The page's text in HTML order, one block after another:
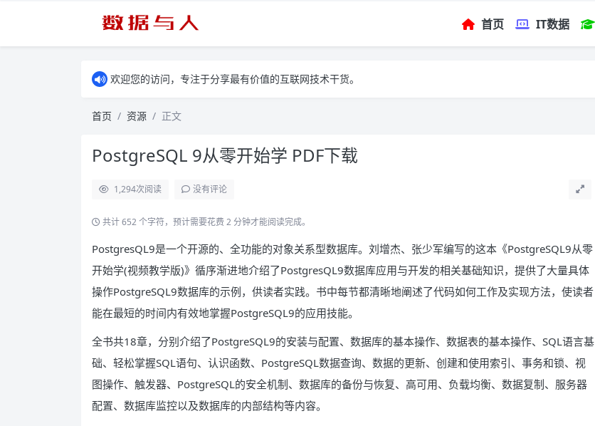
首页 IT数据
欢迎您的访问，专注于分享最有价值的互联网技术干货。
首页 资源 正文
PostgreSQL 9从零开始学 PDF下载
1,294次阅读 没有评论
共计 652 个字符，预计需要花费 2 分钟才能阅读完成。
PostgresQL9是一个开源的、全功能的对象关系型数据库。刘增杰、张少军编写的这本《PostgreSQL9从零
开始学(视频教学版)》循序渐进地介绍了PostgresQL9数据库应用与开发的相关基础知识，提供了大量具体
操作PostgreSQL9数据库的示例，供读者实践。书中每节都清晰地阐述了代码如何工作及实现方法，使读者
能在最短的时间内有效地掌握PostgreSQL9的应用技能。
全书共18章，分别介绍了PostgreSQL9的安装与配置、数据库的基本操作、数据表的基本操作、SQL语言基
础、轻松掌握SQL语句、认识函数、PostgreSQL数据查询、数据的更新、创建和使用索引、事务和锁、视
图操作、触发器、PostgreSQL的安全机制、数据库的备份与恢复、高可用、负载均衡、数据复制、服务器
配置、数据库监控以及数据库的内部结构等内容。